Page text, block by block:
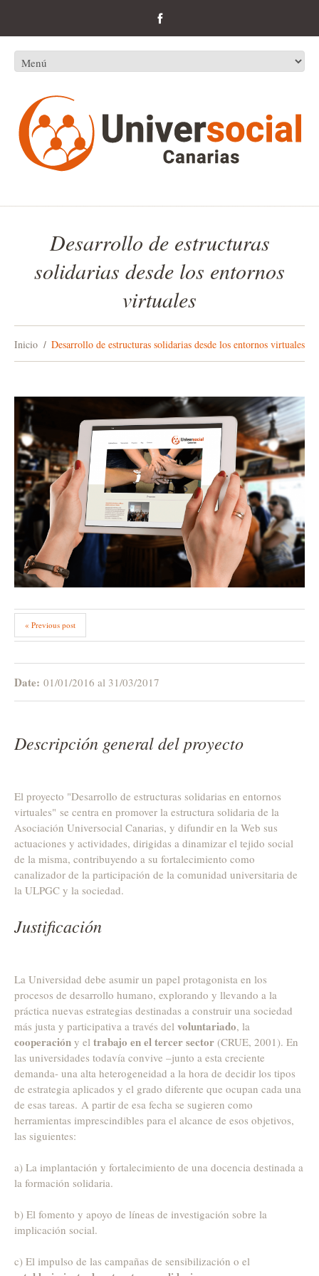
Desarrollo de estructuras
solidarias desde los entornos
virtuales
Inicio Desarrollo de estructuras solidarias desde los entornos virtuales
« Previous post
Date: 01/01/2016 al 31/03/2017
Descripción general del proyecto
El proyecto "Desarrollo de estructuras solidarias en entornos
virtuales" se centra en promover la estructura solidaria de la
Asociación Universocial Canarias, y difundir en la Web sus
actuaciones y actividades, dirigidas a dinamizar el tejido social
de la misma, contribuyendo a su fortalecimiento como
canalizador de la participación de la comunidad universitaria de
la ULPGC y la sociedad.
Justificación
La Universidad debe asumir un papel protagonista en los
procesos de desarrollo humano, explorando y llevando a la
práctica nuevas estrategias destinadas a construir una sociedad
más justa y participativa a través del voluntariado, la
cooperación y el trabajo en el tercer sector (CRUE, 2001). En
las universidades todavía convive –junto a esta creciente
demanda- una alta heterogeneidad a la hora de decidir los tipos
de estrategia aplicados y el grado diferente que ocupan cada una
de esas tareas. A partir de esa fecha se sugieren como
herramientas imprescindibles para el alcance de esos objetivos,
las siguientes:
a) La implantación y fortalecimiento de una docencia destinada a
la formación solidaria.
b) El fomento y apoyo de líneas de investigación sobre la
implicación social.
c) El impulso de las campañas de sensibilización o el